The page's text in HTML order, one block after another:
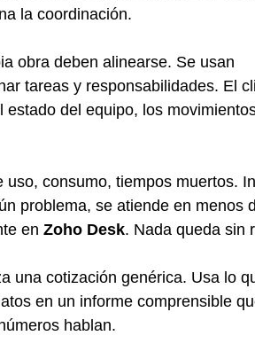
la coordinación.
obra deben alinearse. Se usan
tareas y responsabilidades. El
del equipo, los
consumo, tiempos muertos.
problema, se atiende en menos
en Zoho Desk. Nada queda sin
una cotización genérica. Usa lo
en un informe comprensible
hablan.